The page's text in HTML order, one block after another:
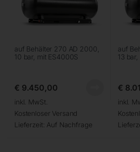
auf Behälter 270 AD 2000,
10 bar, mit ES4000S
€ 9.450,00
inkl. MwSt.
Kostenloser Versand
Lieferzeit: Auf Nachfrage
auf
13
€
inkl.